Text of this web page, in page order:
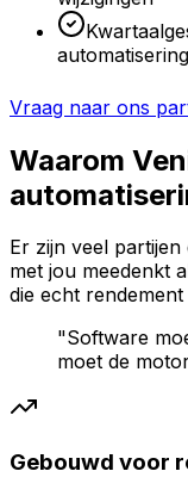
Vraag naar ons
Waarom
Er zijn veel
met jou meedenkt
die echt
"Software
moet de
Gebouwd voor